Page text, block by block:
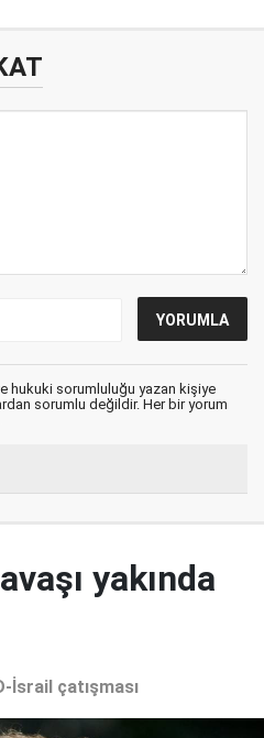
hukuki sorumluluğu yazan kişiye
sorumlu değildir. Her bir yorum
yakında
İsrail çatışması